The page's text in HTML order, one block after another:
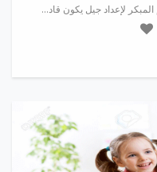
لإعداد جيل يكون قاد...